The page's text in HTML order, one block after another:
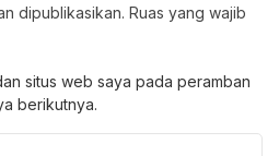
dipublikasikan. Ruas yang wajib
situs web saya pada peramban
berikutnya.